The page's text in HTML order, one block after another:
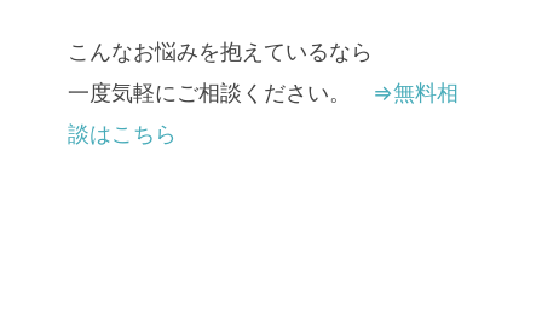
こんなお悩みを抱えているなら
一度気軽にご相談ください。 ⇒無料相
談はこちら